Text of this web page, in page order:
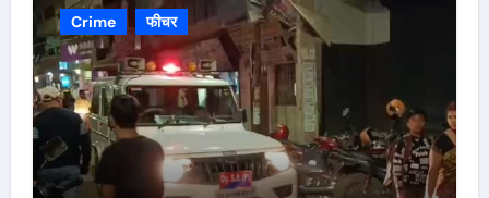
Crime फीचर